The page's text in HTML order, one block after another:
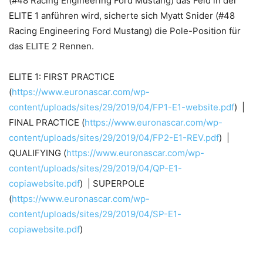
ELITE 1 anführen wird, sicherte sich Myatt Snider (#48
Racing Engineering Ford Mustang) die Pole-Position für
das ELITE 2 Rennen.
ELITE 1: FIRST PRACTICE
(https://www.euronascar.com/wp-
content/uploads/sites/29/2019/04/FP1-E1-website.pdf) |
FINAL PRACTICE (https://www.euronascar.com/wp-
content/uploads/sites/29/2019/04/FP2-E1-REV.pdf) |
QUALIFYING (https://www.euronascar.com/wp-
content/uploads/sites/29/2019/04/QP-E1-
copiawebsite.pdf) | SUPERPOLE
(https://www.euronascar.com/wp-
content/uploads/sites/29/2019/04/SP-E1-
copiawebsite.pdf)